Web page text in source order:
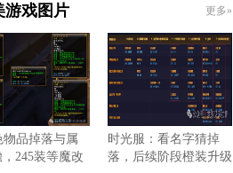
游戏图片 更多»
物品掉落与属
245装等魔改
时光服：看名字猜掉
落，后续阶段橙装升级